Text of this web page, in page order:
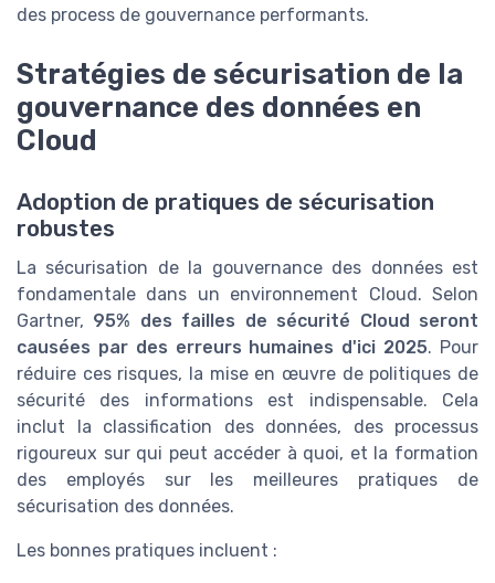
des process de gouvernance performants.
Stratégies de sécurisation de la
gouvernance des données en
Cloud
Adoption de pratiques de sécurisation
robustes
La sécurisation de la gouvernance des données est
fondamentale dans un environnement Cloud. Selon
Gartner, 95% des failles de sécurité Cloud seront
causées par des erreurs humaines d'ici 2025. Pour
réduire ces risques, la mise en œuvre de politiques de
sécurité des informations est indispensable. Cela
inclut la classification des données, des processus
rigoureux sur qui peut accéder à quoi, et la formation
des employés sur les meilleures pratiques de
sécurisation des données.
Les bonnes pratiques incluent :